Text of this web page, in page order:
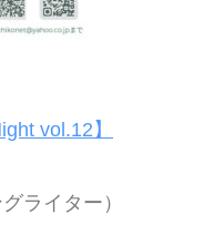
vol.12】
ライター）